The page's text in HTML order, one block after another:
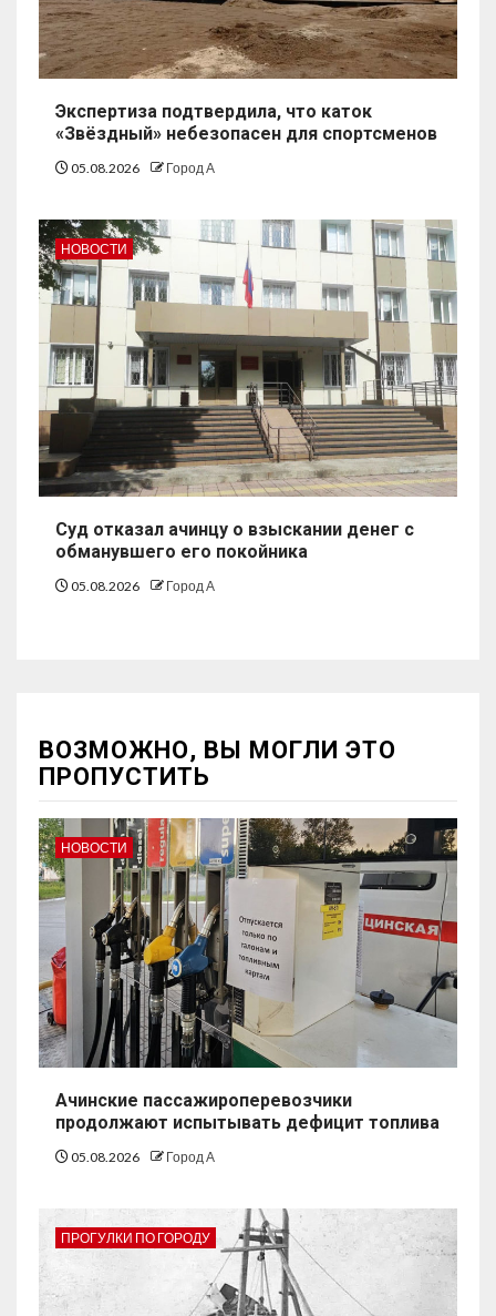
Экспертиза подтвердила, что каток
«Звёздный» небезопасен для спортсменов
05.08.2026 Город А
НОВОСТИ
Суд отказал ачинцу о взыскании денег с
обманувшего его покойника
05.08.2026 Город А
ВОЗМОЖНО, ВЫ МОГЛИ ЭТО
ПРОПУСТИТЬ
НОВОСТИ
Ачинские пассажироперевозчики
продолжают испытывать дефицит топлива
05.08.2026 Город А
ПРОГУЛКИ ПО ГОРОДУ